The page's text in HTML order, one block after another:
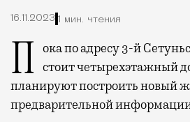
16.11.2023 1 мин. чтения
Пока по адресу 3-й Сетуньский проезд, 10, стоит четырехэтажный
планируют построить новый
предварительной